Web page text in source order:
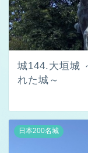
城144.大垣城
れた城～
日本200名城